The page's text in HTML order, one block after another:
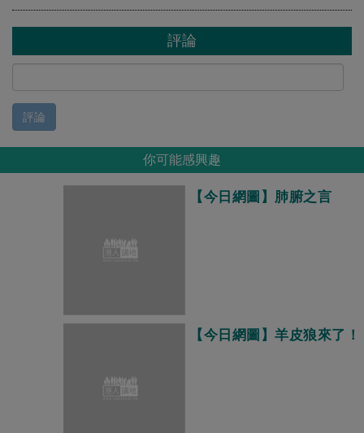
評論
評論
你可能感興趣
【今日網圖】肺腑之言
【今日網圖】羊皮狼來了！